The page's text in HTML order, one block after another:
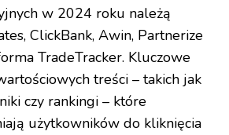
w 2024 roku należą
ClickBank, Awin, Partnerize
TradeTracker. Kluczowe
treści – takich jak
czy rankingi – które
użytkowników do kliknięcia